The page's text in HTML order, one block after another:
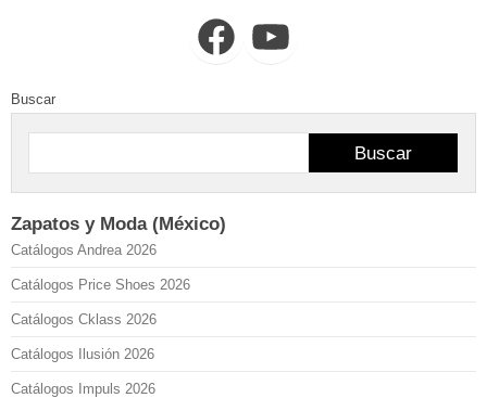
FacebookYouTube
Buscar
Buscar
Zapatos y Moda (México)
Catálogos Andrea 2026
Catálogos Price Shoes 2026
Catálogos Cklass 2026
Catálogos Ilusión 2026
Catálogos Impuls 2026